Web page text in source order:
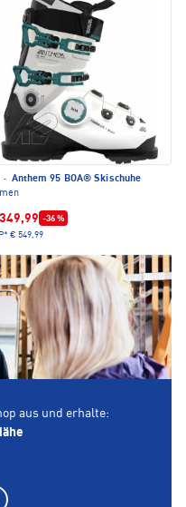
· Anthem 95 BOA® Skischuhe
-36 %
€ 549,99
aus und erhalte: